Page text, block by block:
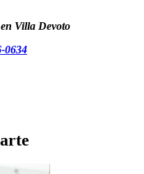
Villa Devoto
0634